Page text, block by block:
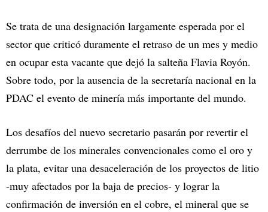
Se trata de una designación largamente esperada por el
sector que criticó duramente el retraso de un mes y medio
en ocupar esta vacante que dejó la salteña Flavia Royón.
Sobre todo, por la ausencia de la secretaría nacional en la
PDAC el evento de minería más importante del mundo.
Los desafíos del nuevo secretario pasarán por revertir el
derrumbe de los minerales convencionales como el oro y
la plata, evitar una desaceleración de los proyectos de litio
-muy afectados por la baja de precios- y lograr la
confirmación de inversión en el cobre, el mineral que se